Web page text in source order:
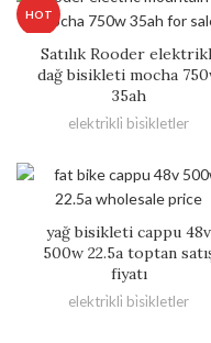
HOT
Satılık Rooder
dağ bisikleti mocha
35ah
elektri̇kli̇ bi̇si̇kletler
yağ bisikleti cappu 48v
500w 22.5a toptan
fiyatı
elektri̇kli̇ bi̇si̇kletler